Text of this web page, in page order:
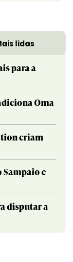
lidas
para a
Oma
criam
e
disputar a